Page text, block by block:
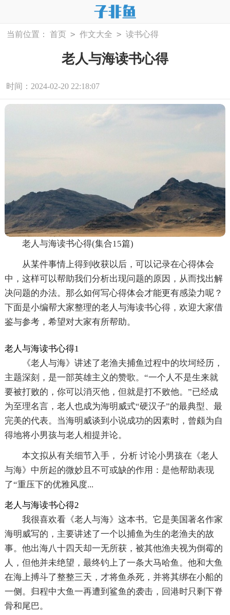
当前位置： 首页 > 作文大全 > 读书心得
老人与海读书心得
时间：2024-02-20 22:18:07
老人与海读书心得(集合15篇)
从某件事情上得到收获以后，可以记录在心得体会
中，这样可以帮助我们分析出现问题的原因，从而找出解
决问题的办法。那么如何写心得体会才能更有感染力呢？
下面是小编帮大家整理的老人与海读书心得，欢迎大家借
鉴与参考，希望对大家有所帮助。
老人与海读书心得1
《老人与海》讲述了老渔夫捕鱼过程中的坎坷经历，
主题深刻，是一部英雄主义的赞歌。“一个人不是生来就
要被打败的，你可以消灭他，但就是打不败他。”已经成
为至理名言，老人也成为海明威式“硬汉子”的最典型、最
完美的代表。当海明威谈到小说成功的因素时，曾颇为自
得地将小男孩与老人相提并论。
本文拟从有关细节入手， 分析 讨论小男孩在《老人
与海》中所起的微妙且不可或缺的作用：是他帮助表现
了“重压下的优雅风度...
老人与海读书心得2
我很喜欢看《老人与海》这本书。它是美国著名作家
海明威写的，主要讲述了一个以捕鱼为生的老渔夫的故
事。他出海八十四天却一无所获，被其他渔夫视为倒霉的
人，但他并未绝望，最终钓上了一条大马哈鱼。他和大鱼
在海上搏斗了整整三天，才将鱼杀死，并将其绑在小船的
一侧。归程中大鱼一再遭到鲨鱼的袭击，回港时只剩下脊
骨和尾巴。